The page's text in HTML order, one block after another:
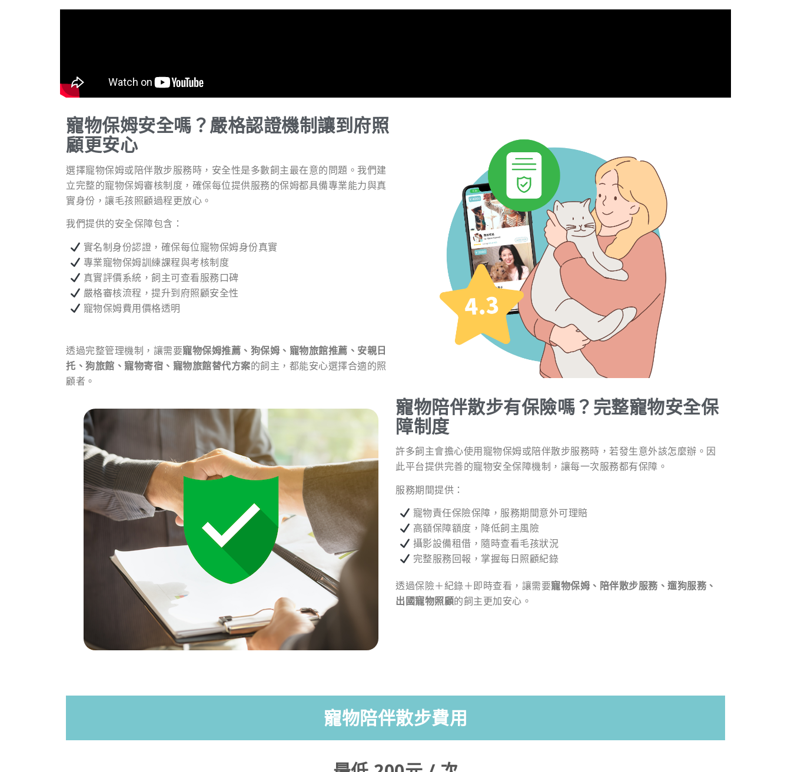
寵物保姆安全嗎？嚴格認證機制讓到府照
顧更安心
選擇寵物保姆或陪伴散步服務時，安全性是多數飼主最在意的問題。我們建
立完整的寵物保姆審核制度，確保每位提供服務的保姆都具備專業能力與真
實身份，讓毛孩照顧過程更放心。
我們提供的安全保障包含：
實名制身份認證，確保每位寵物保姆身份真實
專業寵物保姆訓練課程與考核制度
真實評價系統，飼主可查看服務口碑
嚴格審核流程，提升到府照顧安全性
寵物保姆費用價格透明
透過完整管理機制，讓需要寵物保姆推薦、狗保姆、寵物旅館推薦、安親日
托、狗旅館、寵物寄宿、寵物旅館替代方案的飼主，都能安心選擇合適的照
顧者。
寵物陪伴散步有保險嗎？完整寵物安全保
障制度
許多飼主會擔心使用寵物保姆或陪伴散步服務時，若發生意外該怎麼辦。因
此平台提供完善的寵物安全保障機制，讓每一次服務都有保障。
服務期間提供：
寵物責任保險保障，服務期間意外可理賠
高額保障額度，降低飼主風險
攝影設備租借，隨時查看毛孩狀況
完整服務回報，掌握每日照顧紀錄
透過保險＋紀錄＋即時查看，讓需要寵物保姆、陪伴散步服務、遛狗服務、
出國寵物照顧的飼主更加安心。
寵物陪伴散步費用